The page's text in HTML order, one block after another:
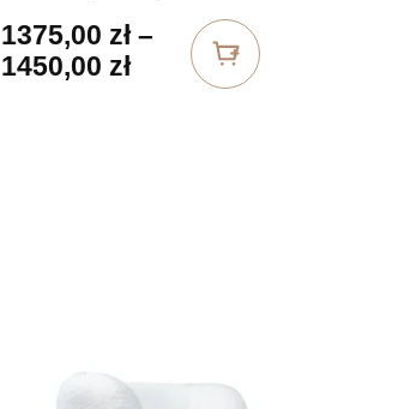
1375,00 zł –
1450,00 złZakres cen: od